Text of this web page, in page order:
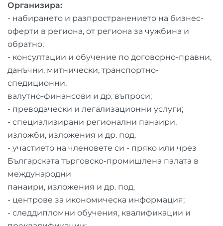
Организира:
- набирането и разпространението на бизнес-
оферти в региона, от региона за чужбина и
обратно;
- консултации и обучение по договорно-правни,
данъчни, митнически, транспортно-
спедиционни,
валутно-финансови и др. въпроси;
- преводачески и легализационни услуги;
- специализирани регионални панаири,
изложби, изложения и др. под.
- участието на членовете си - пряко или чрез
Българската търговско-промишлена палата в
международни
панаири, изложения и др. под.
- центрове за икономическа информация;
- следдипломни обучения, квалификации и